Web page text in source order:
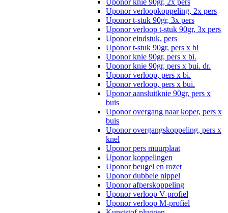
Uponor knie 90gr, 2x pers
Uponor verloopkoppeling, 2x pers
Uponor t-stuk 90gr, 3x pers
Uponor verloop t-stuk 90gr, 3x pers
Uponor eindstuk, pers
Uponor t-stuk 90gr, pers x bi
Uponor knie 90gr, pers x bi.
Uponor knie 90gr, pers x bui. dr.
Uponor verloop, pers x bi.
Uponor verloop, pers x bui.
Uponor aansluitknie 90gr, pers x
buis
Uponor overgang naar koper, pers x
buis
Uponor overgangskoppeling, pers x
knel
Uponor pers muurplaat
Uponor koppelingen
Uponor beugel en rozet
Uponor dubbele nippel
Uponor afperskoppeling
Uponor verloop V-profiel
Uponor verloop M-profiel